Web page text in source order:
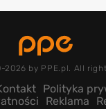
2026 by PPE.pl. All
Polityka
Reklama